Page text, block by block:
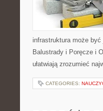
infrastruktura może
Balustrady i Poręcze i
ułatwiają zrozumieć
CATEGORIES: